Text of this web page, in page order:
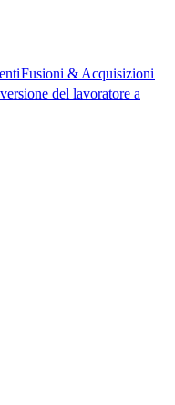
Fusioni & Acquisizioni​​
del lavoratore a